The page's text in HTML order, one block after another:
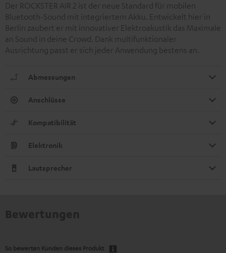
Der ROCKSTER AIR 2 ist der neue Standard für mobilen
Bluetooth-Sound mit integriertem Akku. Entwickelt hier in
Berlin zaubert er mit innovativer Elektroakustik das Maximale
an Sound in deine Crowd. Dank multifunktionaler
Ausrichtung passt er sich jeder Anwendung bestens an.
Abmessungen
Anschlüsse
Kompatibilität
Elektronik
Lautsprecher
So bewerten Kunden dieses Produkt